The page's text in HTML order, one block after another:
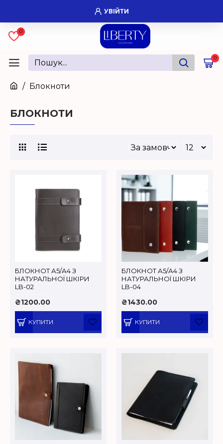
УВІЙТИ
0
0
Блокноти
БЛОКНОТИ
БЛОКНОТ А5/А4 З
НАТУРАЛЬНОЇ ШКІРИ
LB-02
₴1200.00
КУПИТИ
БЛОКНОТ А5/А4 З
НАТУРАЛЬНОЇ ШКІРИ
LB-04
₴1430.00
КУПИТИ